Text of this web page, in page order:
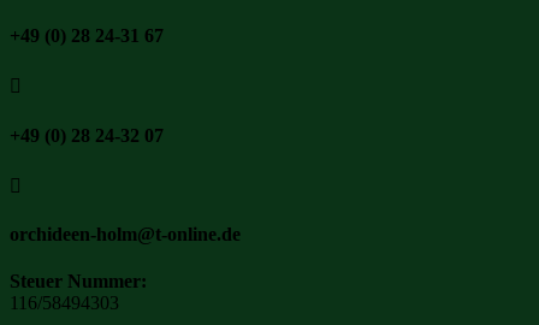
+49 (0) 28 24-31 67

+49 (0) 28 24-32 07

orchideen-holm@t-online.de
Steuer Nummer:
116/58494303